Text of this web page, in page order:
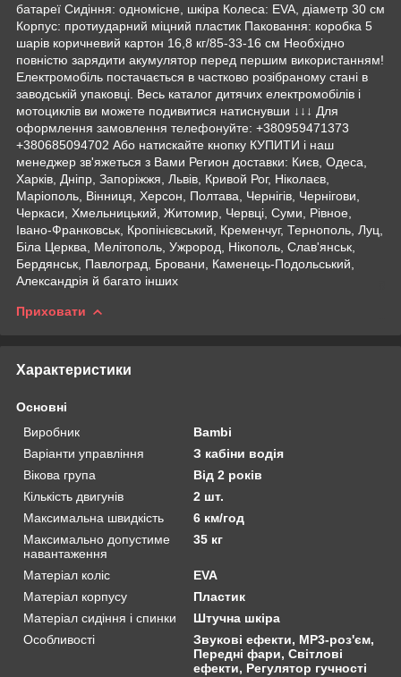
батареї Сидіння: одномісне, шкіра Колеса: EVA, діаметр 30 см
Корпус: протиударний міцний пластик Паковання: коробка 5
шарів коричневий картон 16,8 кг/85-33-16 см Необхідно
повністю зарядити акумулятор перед першим використанням!
Електромобіль постачається в частково розібраному стані в
заводській упаковці. Весь каталог дитячих електромобілів і
мотоциклів ви можете подивитися натиснувши ↓↓↓ Для
оформлення замовлення телефонуйте: +380959471373
+380685094702 Або натискайте кнопку КУПИТИ і наш
менеджер зв'яжеться з Вами Регион доставки: Києв, Одеса,
Харків, Дніпр, Запоріжжя, Львів, Кривой Рог, Ніколаєв,
Маріополь, Вінниця, Херсон, Полтава, Чернігів, Чернігови,
Черкаси, Хмельницький, Житомир, Червці, Суми, Рівное,
Івано-Франковськ, Кропінієвський, Кременчуг, Тернополь, Луц,
Біла Церква, Мелітополь, Ужрород, Нікополь, Слав'янськ,
Бердянськ, Павлоград, Бровани, Каменець-Подольський,
Александрія й багато інших
Приховати
Характеристики
Основні
Виробник
Bambi
Варіанти управління
З кабіни водія
Вікова група
Від 2 років
Кількість двигунів
2 шт.
Максимальна швидкість
6 км/год
Максимально допустиме
навантаження
35 кг
Матеріал коліс
EVA
Матеріал корпусу
Пластик
Матеріал сидіння і спинки
Штучна шкіра
Особливості
Звукові ефекти, MP3-роз'єм,
Передні фари, Світлові
ефекти, Регулятор гучності